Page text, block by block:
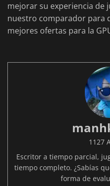
mejorar su experiencia de
nuestro comparador para
mejores ofertas para la
1127
Escritor a tiempo parcial,
tiempo completo. ¿Sabías
forma de